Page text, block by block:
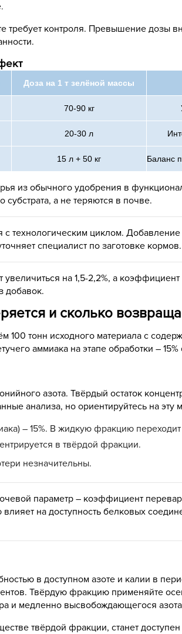
требует контроля. Превышение дозы
Доза на 1 т зелёной массы
70-90 кг
20-30 л
15 л + 50 кг Баланс
из обычного удобрения в
а не теряются в почве.
технологическим циклом.
специалист по заготовке кормов.
на 1,5-2,2%, а
добавок.
и сколько
100 тонн исходного материала с
аммиака на этапе обработки – 15%
азота. Твёрдый остаток
анализа, но ориентируйтесь на эту
– 15%. В жидкую фракцию
в твёрдой фракции.
незначительны.
параметр – коэффициент
на доступность белковых
в доступном азоте и калии в
Твёрдую фракцию применяйте
медленно высвобождающегося азота.
твёрдой фракции, станет